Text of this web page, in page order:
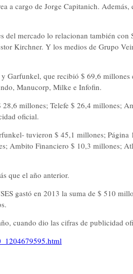
a cargo de Jorge Capitanich.
mercado lo relacionan también
Kirchner. Y los medios de Grupo
Garfunkel, que recibió $ 69,6
Manucorp, Milke e Infofin.
28,6 millones; Telefe $ 26,4 millones;
oficial.
tuvieron $ 45,1 millones;
Ambito Financiero $ 10,3 millones;
que el año anterior.
gastó en 2013 la suma de $ 510
cuando dio las cifras de publicidad